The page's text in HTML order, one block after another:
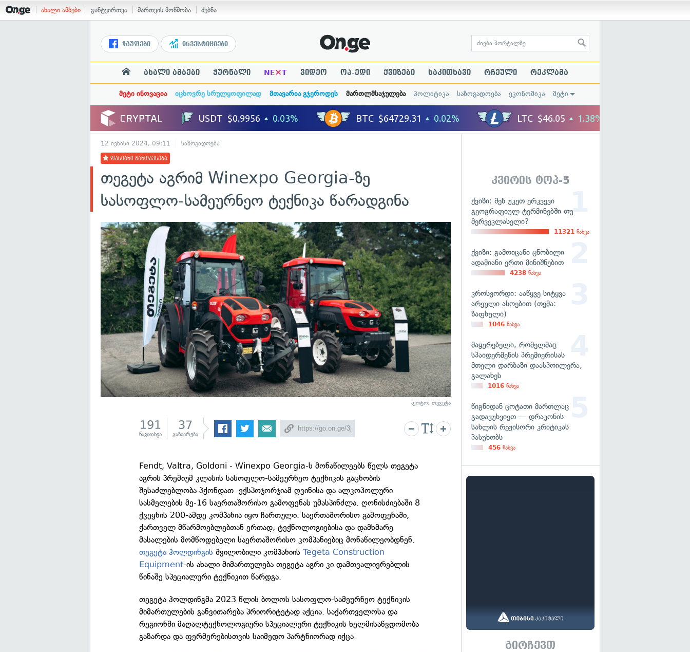
ახალი ამბები განტვირთვა მართვის მოწმობა ძებნა
ჯგუფები ინვესტიციები
ახალი ამბები ჟურნალი NE×T ვიდეო ოპ-ედი ქვიზები საკითხავი რჩეული რეკლამა
მეტი ინოვაცია იცხოვრე სრულყოფილად მთავარია გჯეროდეს მართლმსაჯულება პოლიტიკა საზოგადოება ეკონომიკა მეტი
12 ივნისი 2024, 09:11 საზოგადოება
ფასიანი განთავსება
თეგეტა აგრიმ Winexpo Georgia-ზე
სასოფლო-სამეურნეო ტექნიკა წარადგინა
ფოტო: თეგეტა
191
წაკითხვა
37
გაზიარება
Fendt, Valtra, Goldoni - Winexpo Georgia-ს მონაწილეებს წელს თეგეტა
აგრის პრემიუმ კლასის სასოფლო-სამეურნეო ტექნიკის გაცნობის
შესაძლებლობა ჰქონდათ. ექსპოჯორჯიამ ღვინისა და ალკოჰოლური
სასმელების მე-16 საერთაშორისო გამოფენას უმასპინძლა. ღონისძიებაში 8
ქვეყნის 200-ამდე კომპანია იყო ჩართული. საერთაშორისო გამოფენაში,
ქართველ მწარმოებლებთან ერთად, ტექნოლოგიებისა და დამხმარე
მასალების მომწოდებელი საერთაშორისო კომპანიებიც მონაწილეობდნენ.
თეგეტა ჰოლდინგის შვილობილი კომპანიისTegeta Construction
Equipment-ის ახალი მიმართულება თეგეტა აგრი კი დამთვალიერებლის
წინაშე სპეციალური ტექნიკით წარდგა.
თეგეტა ჰოლდინგმა 2023 წლის ბოლოს სასოფლო-სამეურნეო ტექნიკის
მიმართულების განვითარება პრიორიტეტად აქცია. საქართველოსა და
რეგიონში მაღალტექნოლოგიური სპეციალური ტექნიკის ხელმისაწვდომობა
გაზარდა და ფერმერებისთვის საიმედო პარტნიორად იქცა.
კვირის ტოპ-5
ქვიზი: შენ უკეთ ერკვევი
გეოგრაფიულ ტერმინებში თუ
მერვეკლასელი?
11321 ნახვა
ქვიზი: გამოიცანი ცნობილი
ადამიანი ერთი მინიშნებით
4238 ნახვა
კროსვორდი: ააწყვე სიტყვა
არეული ასოებით (თემა:
ზაფხული)
1046 ნახვა
მაყურებელი, რომელმაც
სპაიდერმენის პრემიერისას
მთელი დარბაზი დაასპოილერა,
გალახეს
1016 ნახვა
წიგნიდან ცოტათი მართლაც
გადავუხვიეთ — დრაკონის
სახლის რეჟისორი კრიტიკას
პასუხობს
456 ნახვა
გირჩევთ